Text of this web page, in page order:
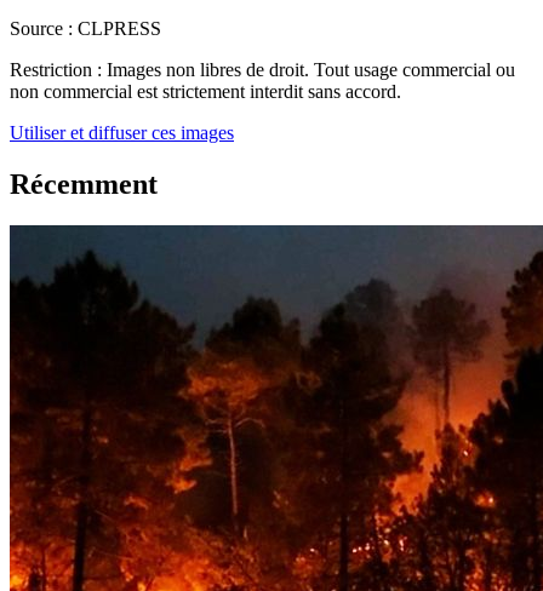
Source : CLPRESS
Restriction : Images non libres de droit. Tout usage commercial ou
non commercial est strictement interdit sans accord.
Utiliser et diffuser ces images
Récemment